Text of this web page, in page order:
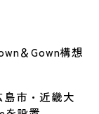
＆Gown構想
市・近畿大